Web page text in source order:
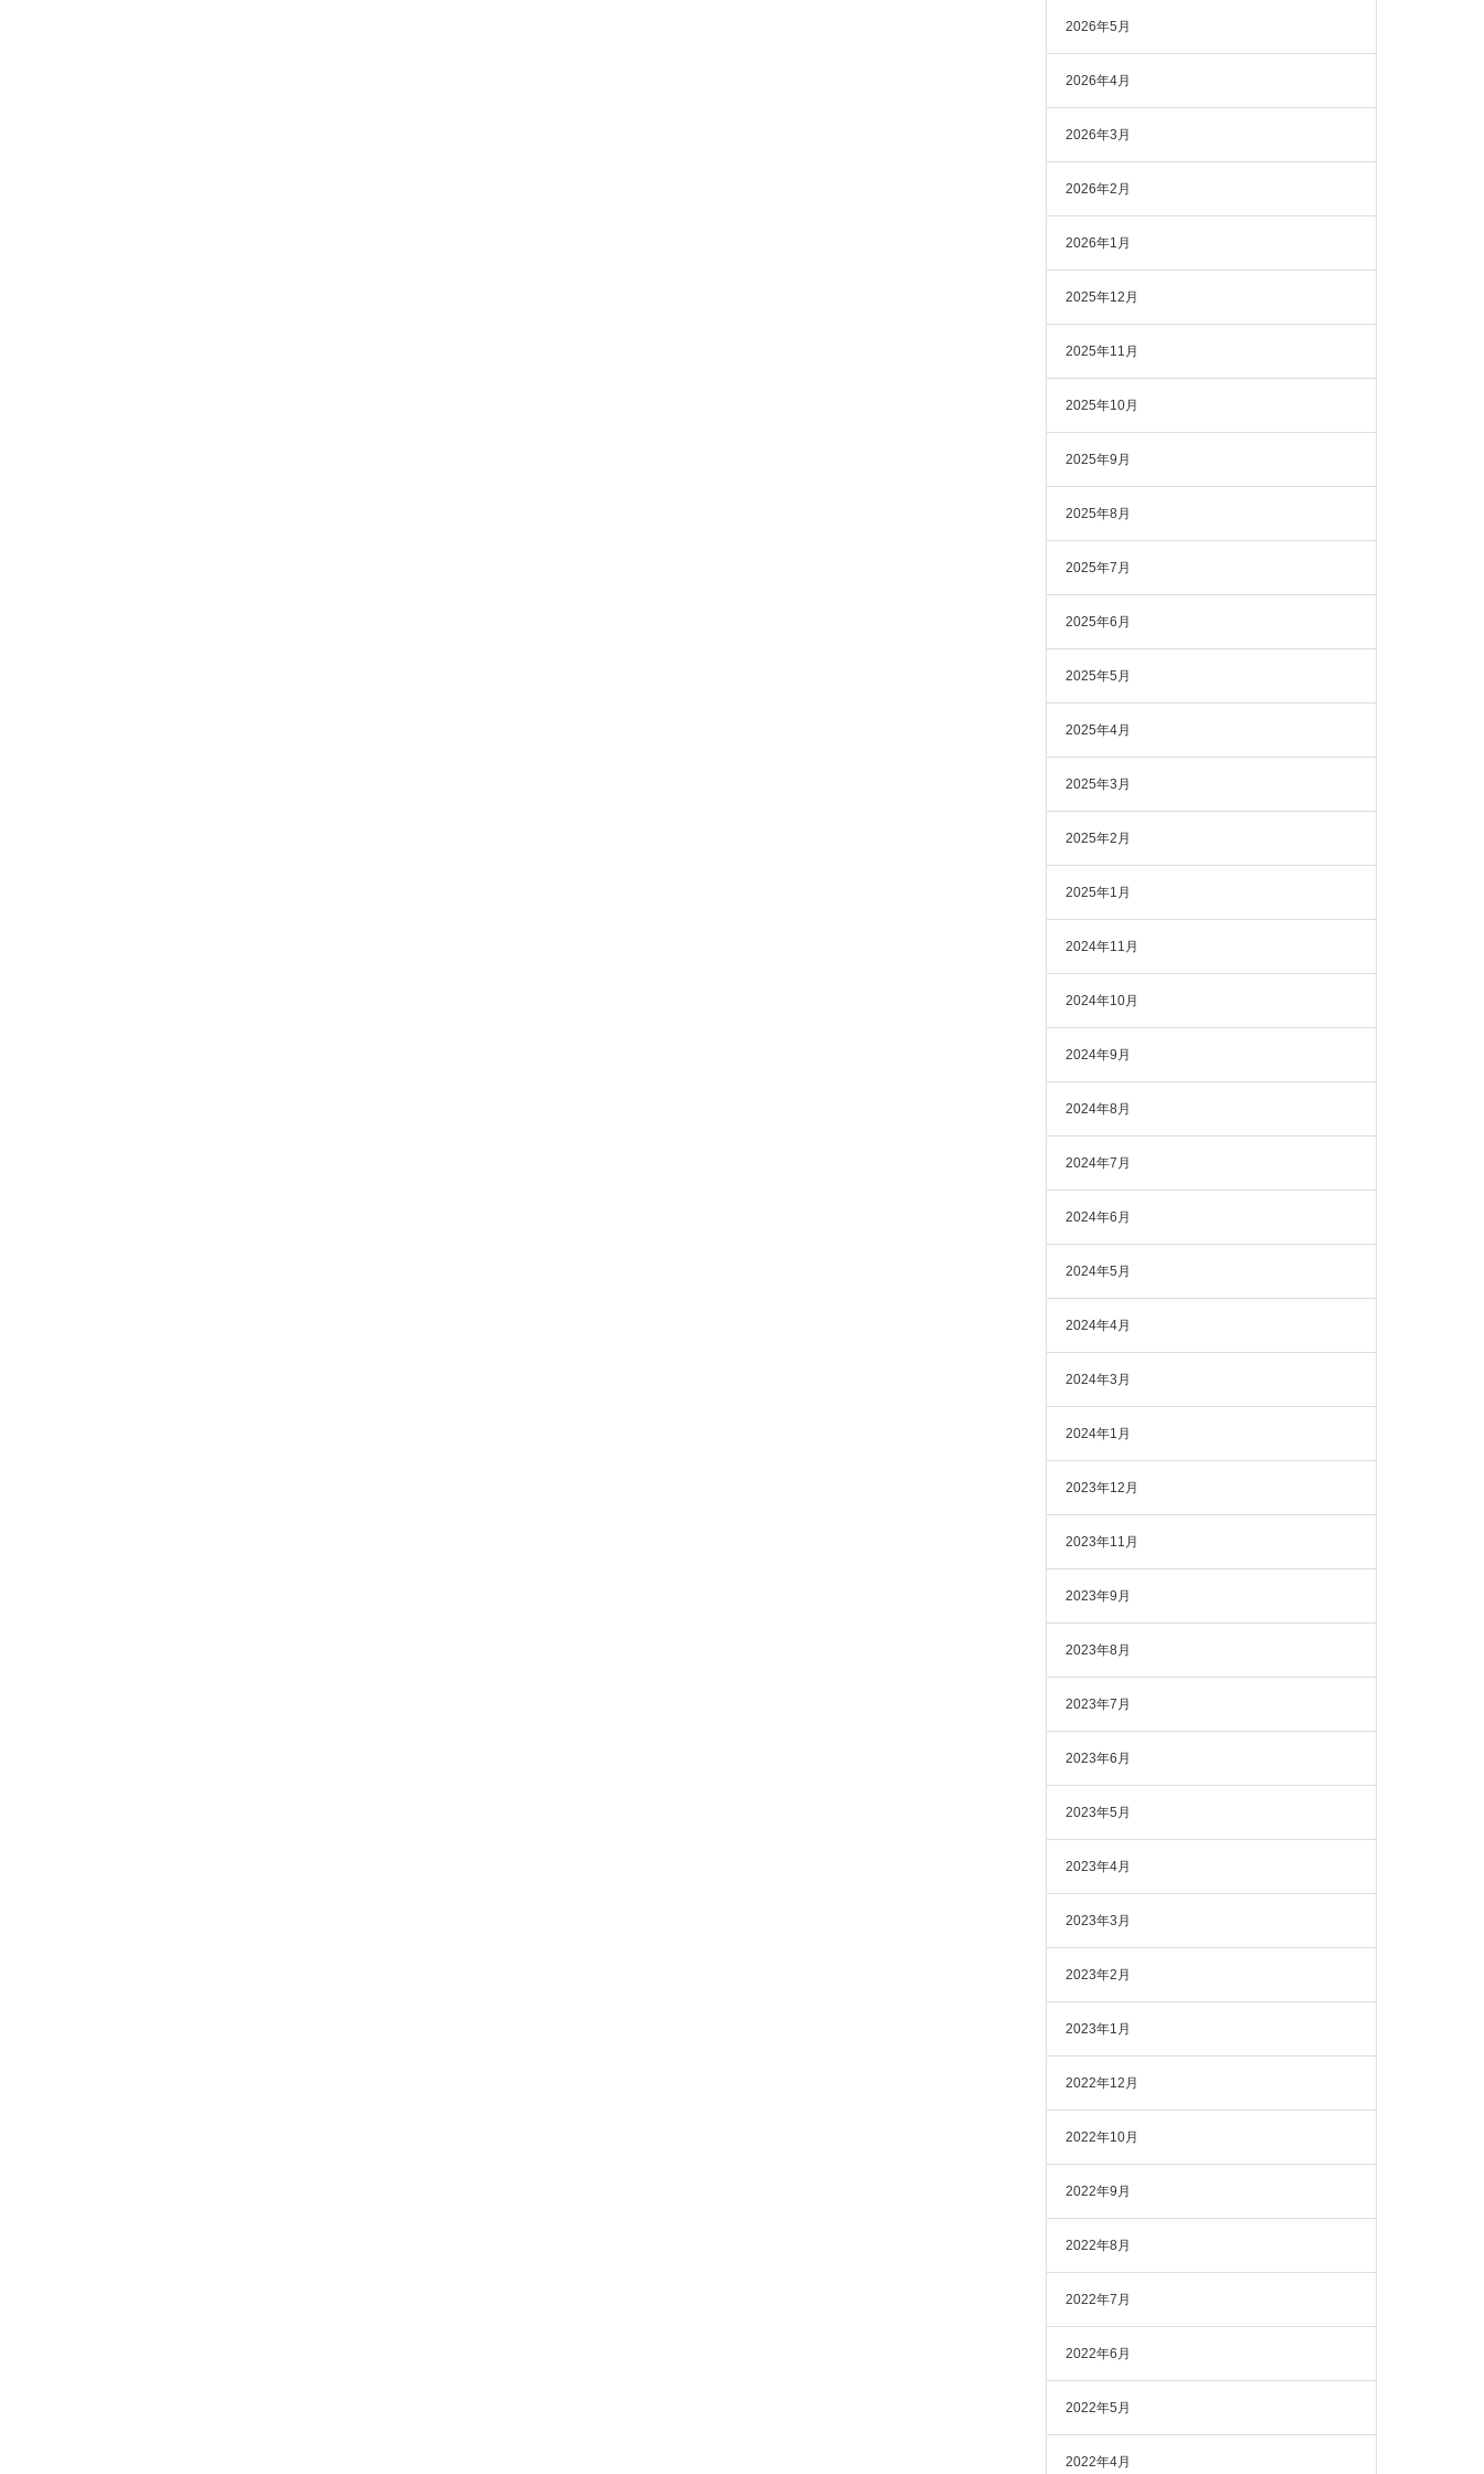
2026年5月
2026年4月
2026年3月
2026年2月
2026年1月
2025年12月
2025年11月
2025年10月
2025年9月
2025年8月
2025年7月
2025年6月
2025年5月
2025年4月
2025年3月
2025年2月
2025年1月
2024年11月
2024年10月
2024年9月
2024年8月
2024年7月
2024年6月
2024年5月
2024年4月
2024年3月
2024年1月
2023年12月
2023年11月
2023年9月
2023年8月
2023年7月
2023年6月
2023年5月
2023年4月
2023年3月
2023年2月
2023年1月
2022年12月
2022年10月
2022年9月
2022年8月
2022年7月
2022年6月
2022年5月
2022年4月